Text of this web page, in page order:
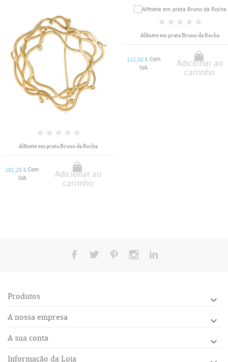
Alfinete em prata Bruno da Rocha
181,25 € Com
IVA
Adicionar ao
carrinho
Alfinete em prata Bruno da Rocha
122,50 € Com
IVA
Adicionar ao
carrinho
Produtos 
A nossa empresa 
A sua conta 
Informação da Loja